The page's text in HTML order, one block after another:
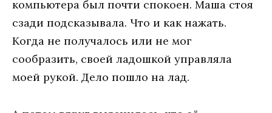
компьютера был почти спокоен. Маша стоя
сзади подсказывала. Что и как нажать.
Когда не получалось или не мог
сообразить, своей ладошкой управляла
моей рукой. Дело пошло на лад.